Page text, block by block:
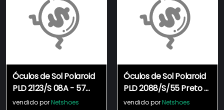
Óculos de Sol Polaroid
PLD 2123/S 08A - 57
Preto
vendido porNetshoes
Óculos de Sol Polaroid
PLD 2088/S/55 Preto -
Polarizado
vendido porNetshoes